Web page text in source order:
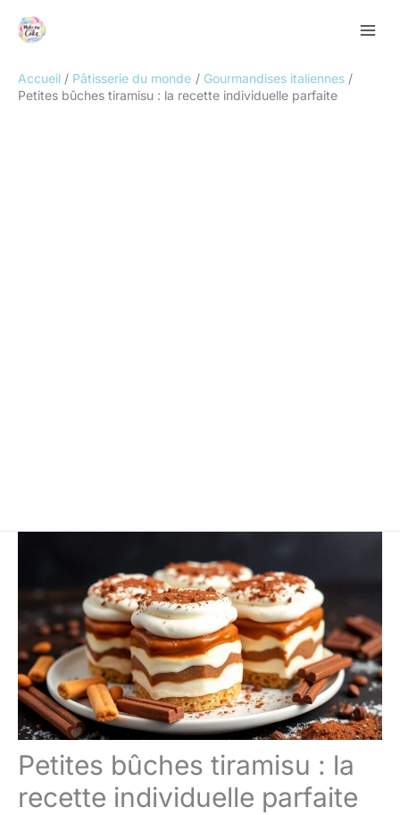
Accueil
Pâtisserie du monde
Gourmandises italiennes
Petites bûches tiramisu : la recette individuelle parfaite
Petites bûches tiramisu : la
recette individuelle parfaite